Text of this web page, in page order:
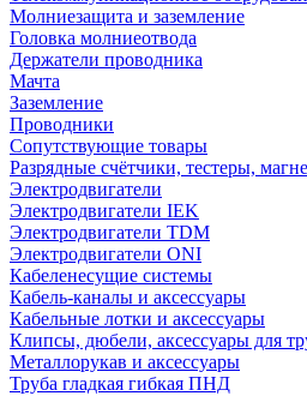
Молниезащита и заземление
Головка молниеотвода
Держатели проводника
Мачта
Заземление
Проводники
Сопутствующие товары
Разрядные счётчики, тестеры,
Электродвигатели
Электродвигатели IEK
Электродвигатели TDM
Электродвигатели ONI
Кабеленесущие системы
Кабель-каналы и аксессуары
Кабельные лотки и аксессуары
Клипсы, дюбели, аксессуары для
Металлорукав и аксессуары
Труба гладкая гибкая ПНД